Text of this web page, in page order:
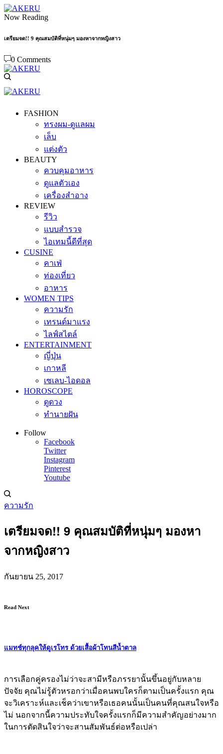
Now Reading
เตรียมจด!! 9 คุณสมบัติที่หนุ่มๆ มองหาจากหญิงสาว
0 Comments
FASHION
ทรงผม-ดูแลผม
เล็บ
แต่งตัว
BEAUTY
ควบคุมอาหาร
ดูแลตัวเอง
เครื่องสำอาง
REVIEW
รีวิว
แบบสำรวจ
ไอเทมนี้ดีที่สุด
CUSINE
คาเฟ่
ท่องเที่ยว
อาหาร
WOMEN TIPS
ความรัก
เทรนด์มาแรง
ไลฟ์สไตล์
ENTERTAINMENT
ญี่ปุ่น
เกาหลี
เซเลบ-ไอดอล
HOROSCOPE
ดูดวง
ทำนายฝัน
Follow
Facebook
Twitter
Instagram
Pinterest
Youtube
ความรัก
เตรียมจด!! 9 คุณสมบัติที่หนุ่มๆ มองหา
จากหญิงสาว
กันยายน 25, 2017
Read Next
แมทช์ทุกลุคให้ดูเรโทร ด้วยเสื้อผ้าโทนสีน้ำตาล
การเลือกคู่ครองไม่ว่าจะสามีหรือภรรยานั้นขึ้นอยู่กับหลาย
ปัจจัย คุณไม่รู้ตัวหรอกว่าเมื่อคนพบใครก็ตามเป็นครั้งแรก คุณ
จะวิเคราะห์และเช็คว่าเขาหรือเธอคนนั้นเป็นคนที่คุณสนใจหรือ
ไม่ นอกจากนี้ความประทับใจครั้งแรกก็มีความสำคัญอย่างมาก
ในการตัดสินใจว่าจะสานสัมพันธ์ต่อหรือเปล่า